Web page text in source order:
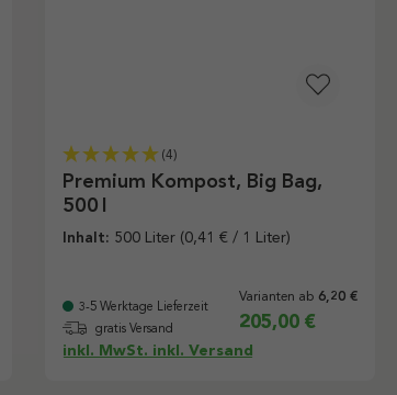
(4)
Premium Kompost, Big Bag,
500 l
Inhalt: 500 Liter (0,41 € / 1 Liter)
3-5 Werktage Lieferzeit
gratis Versand
Varianten ab 6,20 €
205,00 €
inkl. MwSt. inkl. Versand